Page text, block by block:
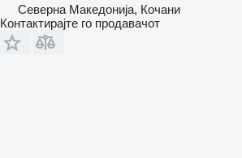
Северна Македонија, Кочани
Контактирајте го продавачот